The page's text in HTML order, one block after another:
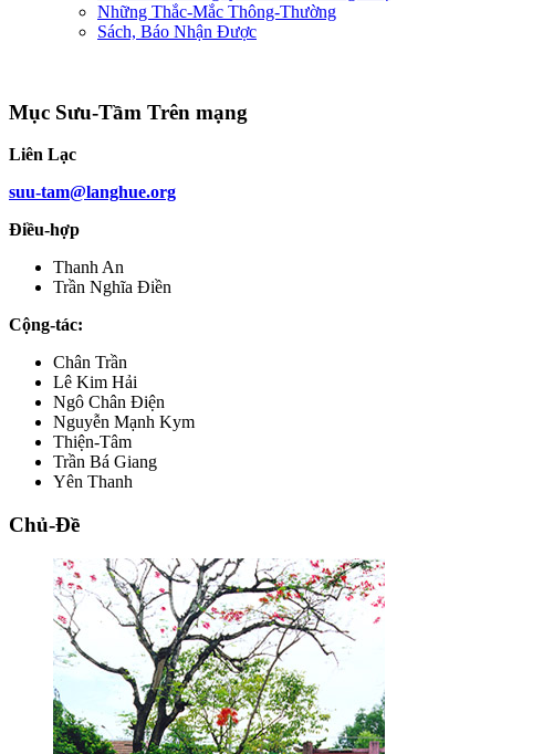
Những Thắc-Mắc Thông-Thường
Sách, Báo Nhận Được
Mục Sưu-Tầm Trên mạng
Liên Lạc
suu-tam@langhue.org
Điều-hợp
Thanh An
Trần Nghĩa Điền
Cộng-tác:
Chân Trần
Lê Kim Hải
Ngô Chân Điện
Nguyễn Mạnh Kym
Thiện-Tâm
Trần Bá Giang
Yên Thanh
Chủ-Đề